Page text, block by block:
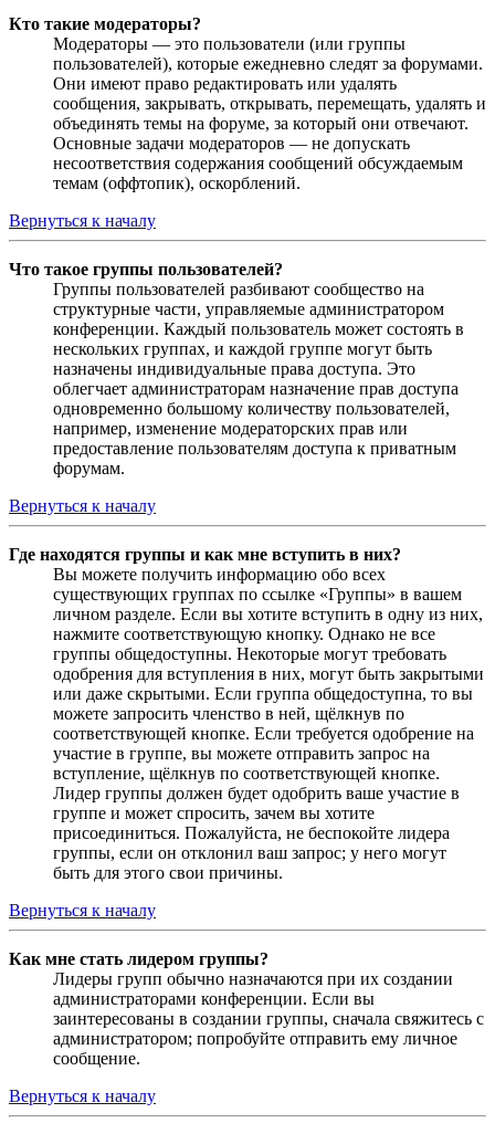
Кто такие модераторы?
Модераторы — это пользователи (или группы
пользователей), которые ежедневно следят за форумами.
Они имеют право редактировать или удалять
сообщения, закрывать, открывать, перемещать, удалять и
объединять темы на форуме, за который они отвечают.
Основные задачи модераторов — не допускать
несоответствия содержания сообщений обсуждаемым
темам (оффтопик), оскорблений.
Вернуться к началу
Что такое группы пользователей?
Группы пользователей разбивают сообщество на
структурные части, управляемые администратором
конференции. Каждый пользователь может состоять в
нескольких группах, и каждой группе могут быть
назначены индивидуальные права доступа. Это
облегчает администраторам назначение прав доступа
одновременно большому количеству пользователей,
например, изменение модераторских прав или
предоставление пользователям доступа к приватным
форумам.
Вернуться к началу
Где находятся группы и как мне вступить в них?
Вы можете получить информацию обо всех
существующих группах по ссылке «Группы» в вашем
личном разделе. Если вы хотите вступить в одну из них,
нажмите соответствующую кнопку. Однако не все
группы общедоступны. Некоторые могут требовать
одобрения для вступления в них, могут быть закрытыми
или даже скрытыми. Если группа общедоступна, то вы
можете запросить членство в ней, щёлкнув по
соответствующей кнопке. Если требуется одобрение на
участие в группе, вы можете отправить запрос на
вступление, щёлкнув по соответствующей кнопке.
Лидер группы должен будет одобрить ваше участие в
группе и может спросить, зачем вы хотите
присоединиться. Пожалуйста, не беспокойте лидера
группы, если он отклонил ваш запрос; у него могут
быть для этого свои причины.
Вернуться к началу
Как мне стать лидером группы?
Лидеры групп обычно назначаются при их создании
администраторами конференции. Если вы
заинтересованы в создании группы, сначала свяжитесь с
администратором; попробуйте отправить ему личное
сообщение.
Вернуться к началу